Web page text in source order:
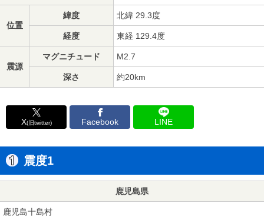
位置
緯度 北緯 29.3度
経度 東経 129.4度
震源
マグニチュード M2.7
深さ 約20km
X(旧twitter) Facebook LINE
震度1
鹿児島県
鹿児島十島村